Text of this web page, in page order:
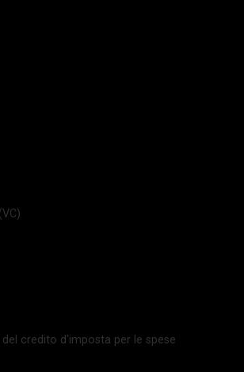
credito d'imposta per le spese